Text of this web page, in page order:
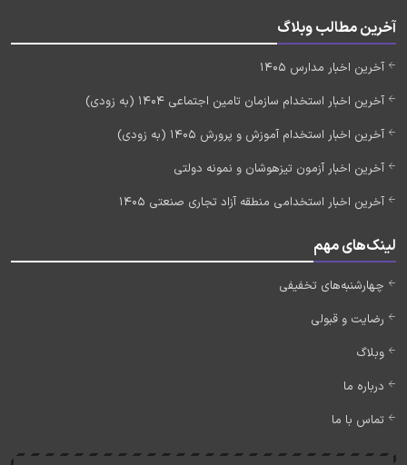
آخرین مطالب وبلاگ
آخرین اخبار مدارس 1405
آخرین اخبار استخدام سازمان تامین اجتماعی 1404 (به زودی)
آخرین اخبار استخدام آموزش و پرورش 1405 (به زودی)
آخرین اخبار آزمون تیزهوشان و نمونه دولتی
آخرین اخبار استخدامی منطقه آزاد تجاری صنعتی 1405
لینک‌های مهم
چهارشنبه‌های تخفیفی
رضایت و قبولی
وبلاگ
درباره ما
تماس با ما